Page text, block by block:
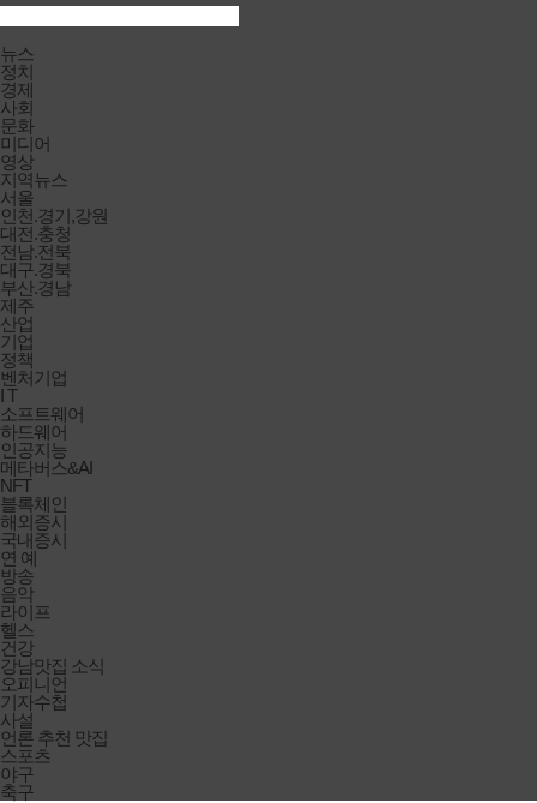
검색창
열기/
닫기
전체메뉴
닫기
뉴스
정치
경제
사회
문화
미디어
영상
지역뉴스
서울
인천.경기,강원
대전.충청
전남.전북
대구.경북
부산.경남
제주
산업
기업
정책
벤처기업
I T
소프트웨어
하드웨어
인공지능
메타버스&AI
NFT
블록체인
해외증시
국내증시
연 예
방송
음악
라이프
헬스
건강
강남맛집 소식
오피니언
기자수첩
사설
언론 추천 맛집
스포츠
야구
축구